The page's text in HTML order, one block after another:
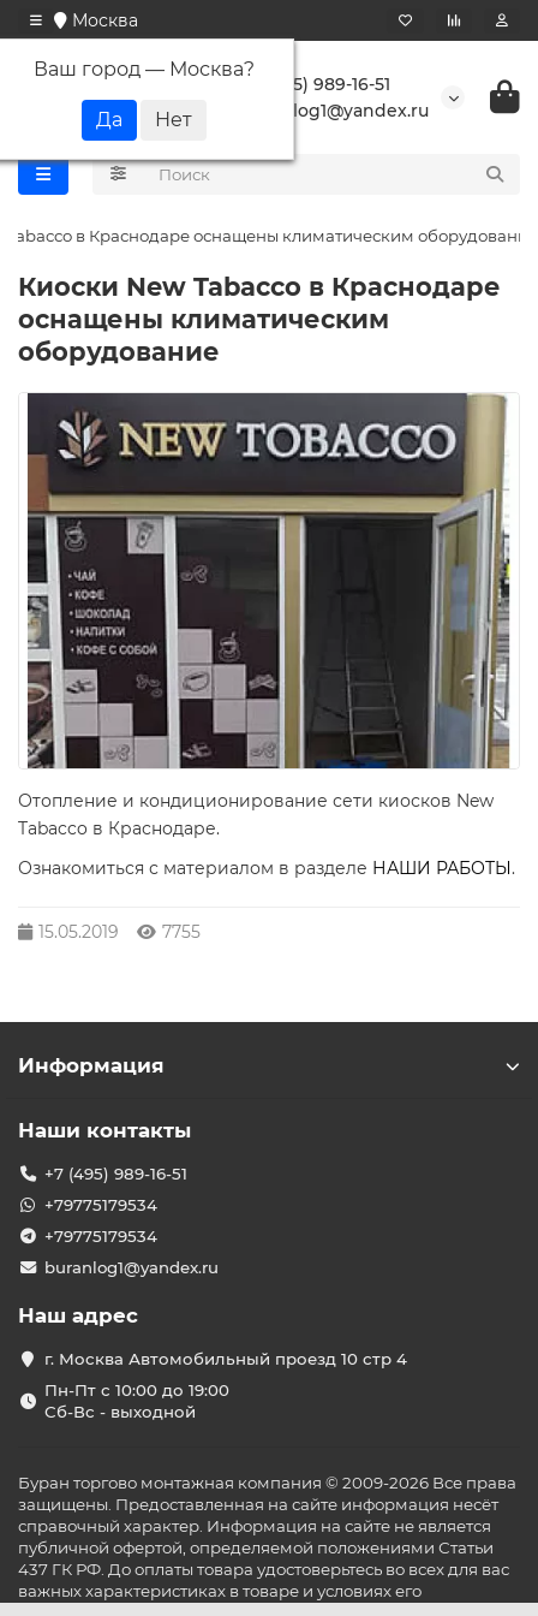
Москва
Ваш город — Москва?
+7 (495) 989-16-51
buranlog1@yandex.ru
Tabacco в Краснодаре оснащены климатическим оборудование
Киоски New Tabacco в Краснодаре
оснащены климатическим
оборудование
Отопление и кондиционирование сети киосков New
Tabacco в Краснодаре.
Ознакомиться с материалом в разделе НАШИ РАБОТЫ.
15.05.2019 7755
Информация
Наши контакты
+7 (495) 989-16-51
+79775179534
+79775179534
buranlog1@yandex.ru
Наш адрес
г. Москва Автомобильный проезд 10 стр 4
Пн-Пт с 10:00 до 19:00
Сб-Вс - выходной
Буран торгово монтажная компания © 2009-2026 Все права
защищены. Предоставленная на сайте информация несёт
справочный характер. Информация на сайте не является
публичной офертой, определяемой положениями Статьи
437 ГК РФ. До оплаты товара удостоверьтесь во всех для вас
важных характеристиках в товаре и условиях его